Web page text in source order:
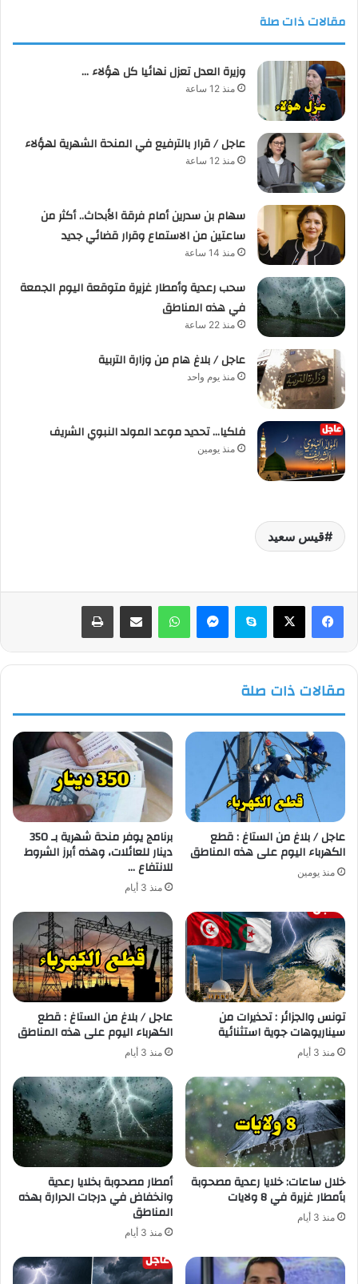
مقالات ذات صلة
وزيرة العدل تعزل نهائيا كل هؤلاء …
منذ 12 ساعة
عاجل / قرار بالترفيع في المنحة الشهرية لهؤلاء
منذ 12 ساعة
سهام بن سدرين أمام فرقة الأبحاث.. أكثر من
ساعتين من الاستماع وقرار قضائي جديد
منذ 14 ساعة
سحب رعدية وأمطار غزيرة متوقعة اليوم الجمعة
في هذه المناطق
منذ 22 ساعة
عاجل / بلاغ هام من وزارة التربية
منذ يوم واحد
فلكيا… تحديد موعد المولد النبوي الشريف
منذ يومين
قيس سعيد
فيسبوك سكايب واتساب
مقالات ذات صلة
عاجل / بلاغ من الستاغ : قطع
الكهرباء اليوم على هذه المناطق
منذ يومين
برنامج يوفر منحة شهرية بـ 350
دينار للعائلات، وهذه أبرز الشروط
للانتفاع …
منذ 3 أيام
تونس والجزائر : تحذيرات من
سيناريوهات جوية استثنائية
منذ 3 أيام
عاجل / بلاغ من الستاغ : قطع
الكهرباء اليوم على هذه المناطق
منذ 3 أيام
خلال ساعات: خلايا رعدية مصحوبة
بأمطار غزيرة في 8 ولايات
منذ 3 أيام
أمطار مصحوبة بخلايا رعدية
وانخفاض في درجات الحرارة بهذه
المناطق
منذ 3 أيام